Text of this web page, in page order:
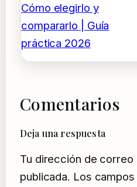
Cómo elegirlo y
compararlo | Guía
práctica 2026
Comentarios
Deja una respuesta
Tu dirección de
publicada. Los